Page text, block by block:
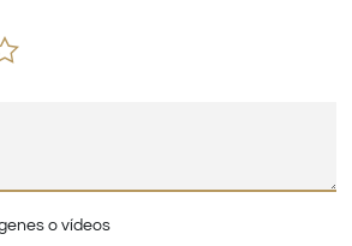
o vídeos